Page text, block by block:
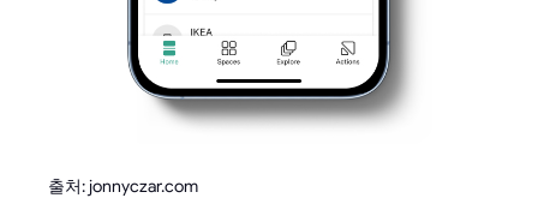
출처: jonnyczar.com